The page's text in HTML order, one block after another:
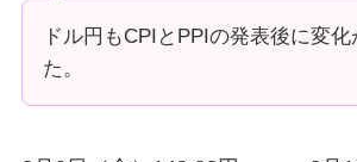
ドル円もCPIとPPIの発表後に変
た。